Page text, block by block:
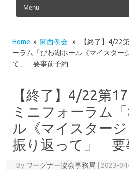
Home » 関西例会 » 【終了】4/22
ーラム「びわ湖ホール《マイスター
て」 要事前予約
【終了】4/22第
ミニフォーラム
ル《マイスター
振り返って」 要
By ワーグナー協会事務局 2023-